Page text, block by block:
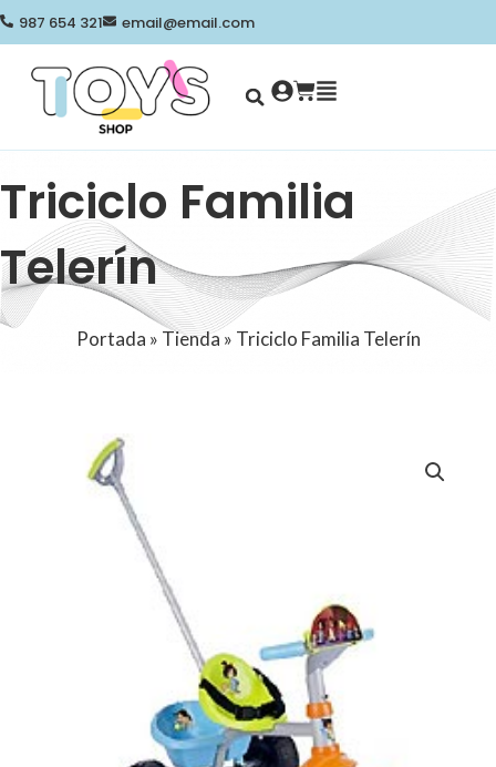
Ir
al
contenido
987 654 321 email@email.com
Search
Cart
Triciclo Familia
Telerín
Portada » Tienda » Triciclo Familia Telerín